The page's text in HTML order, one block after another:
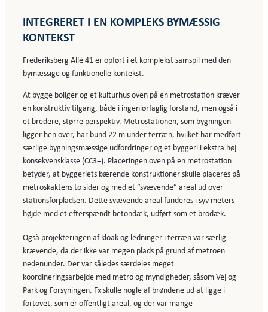
INTEGRERET I EN KOMPLEKS BYMÆSSIG
KONTEKST
Frederiksberg Allé 41 er opført i et komplekst samspil med den
bymæssige og funktionelle kontekst.
At bygge boliger og et kulturhus oven på en metrostation kræver
en konstruktiv tilgang, både i ingeniørfaglig forstand, men også i
et bredere, større perspektiv. Metrostationen, som bygningen
ligger hen over, har bund 22 m under terræn, hvilket har medført
særlige bygningsmæssige udfordringer og et byggeri i ekstra høj
konsekvensklasse (CC3+). Placeringen oven på en metrostation
betyder, at byggeriets bærende konstruktioner skulle placeres på
metroskaktens to sider og med et ”svævende” areal ud over
stationsforpladsen. Dette svævende areal funderes i syv meters
højde med et efterspændt betondæk, udført som et brodæk.
Også projekteringen af kloak og ledninger i terræn var særlig
krævende, da der ikke var megen plads på grund af metroen
nedenunder. Der var således særdeles meget
koordineringsarbejde med metro og myndigheder, såsom Vej og
Park og Forsyningen. Fx skulle nogle af brøndene ud at ligge i
fortovet, som er offentligt areal, og der var mange